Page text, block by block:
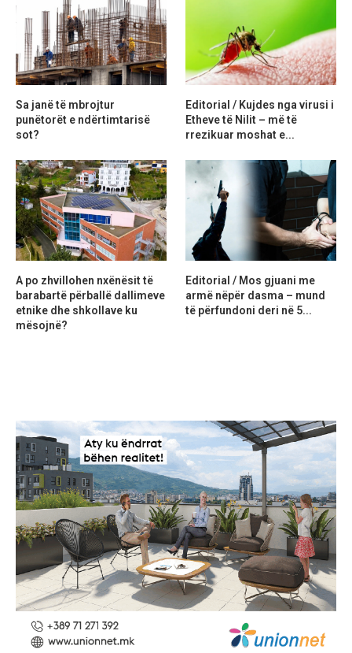
Sa janë të mbrojtur
punëtorët e ndërtimtarisë
sot?
Editorial / Kujdes nga virusi i
Etheve të Nilit – më të
rrezikuar moshat e...
A po zhvillohen nxënësit të
barabartë përballë dallimeve
etnike dhe shkollave ku
mësojnë?
Editorial / Mos gjuani me
armë nëpër dasma – mund
të përfundoni deri në 5...